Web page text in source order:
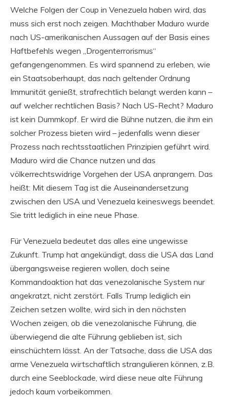
Welche Folgen der Coup in Venezuela haben wird, das
muss sich erst noch zeigen. Machthaber Maduro wurde
nach US-amerikanischen Aussagen auf der Basis eines
Haftbefehls wegen „Drogenterrorismus“
gefangengenommen. Es wird spannend zu erleben, wie
ein Staatsoberhaupt, das nach geltender Ordnung
Immunität genießt, strafrechtlich belangt werden kann –
auf welcher rechtlichen Basis? Nach US-Recht? Maduro
ist kein Dummkopf. Er wird die Bühne nutzen, die ihm ein
solcher Prozess bieten wird – jedenfalls wenn dieser
Prozess nach rechtsstaatlichen Prinzipien geführt wird.
Maduro wird die Chance nutzen und das
völkerrechtswidrige Vorgehen der USA anprangern. Das
heißt: Mit diesem Tag ist die Auseinandersetzung
zwischen den USA und Venezuela keineswegs beendet.
Sie tritt lediglich in eine neue Phase.
Für Venezuela bedeutet das alles eine ungewisse
Zukunft. Trump hat angekündigt, dass die USA das Land
übergangsweise regieren wollen, doch seine
Kommandoaktion hat das venezolanische System nur
angekratzt, nicht zerstört. Falls Trump lediglich ein
Zeichen setzen wollte, wird sich in den nächsten
Wochen zeigen, ob die venezolanische Führung, die
überwiegend die alte Führung geblieben ist, sich
einschüchtern lässt. An der Tatsache, dass die USA das
arme Venezuela wirtschaftlich strangulieren können, z.B.
durch eine Seeblockade, wird diese neue alte Führung
jedoch kaum vorbeikommen.